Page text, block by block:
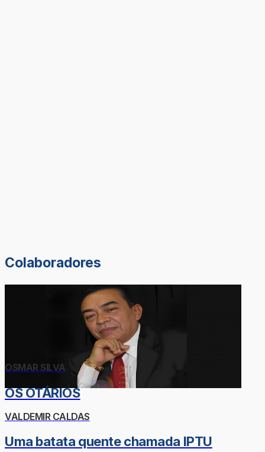
Colaboradores
OSMAR SILVA
OS OTÁRIOS
VALDEMIR CALDAS
Uma batata quente chamada IPTU